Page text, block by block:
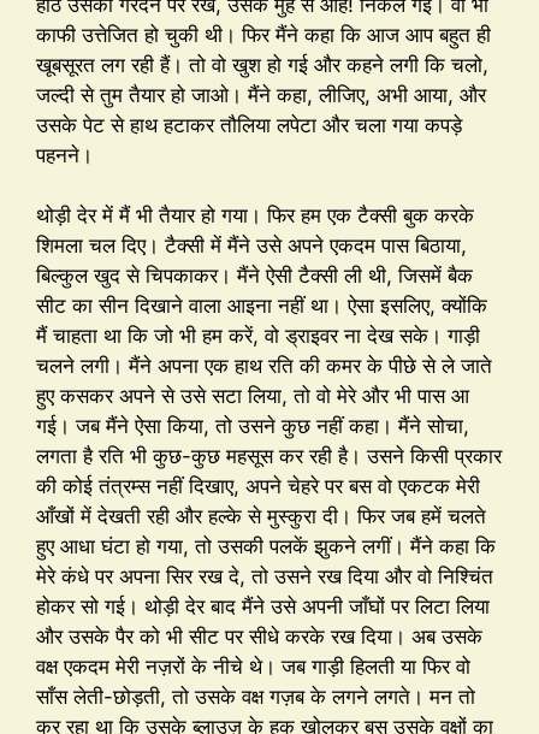
काफी उत्तेजित हो चुकी थी। फिर मैंने कहा कि आज आप बहुत ही
खूबसूरत लग रही हैं। तो वो खुश हो गई और कहने लगी कि चलो,
जल्दी से तुम तैयार हो जाओ। मैंने कहा, लीजिए, अभी आया, और
उसके पेट से हाथ हटाकर तौलिया लपेटा और चला गया कपड़े
पहनने।
थोड़ी देर में मैं भी तैयार हो गया। फिर हम एक टैक्सी बुक करके
शिमला चल दिए। टैक्सी में मैंने उसे अपने एकदम पास बिठाया,
बिल्कुल खुद से चिपकाकर। मैंने ऐसी टैक्सी ली थी, जिसमें बैक
सीट का सीन दिखाने वाला आइना नहीं था। ऐसा इसलिए, क्योंकि
मैं चाहता था कि जो भी हम करें, वो ड्राइवर ना देख सके। गाड़ी
चलने लगी। मैंने अपना एक हाथ रति की कमर के पीछे से ले जाते
हुए कसकर अपने से उसे सटा लिया, तो वो मेरे और भी पास आ
गई। जब मैंने ऐसा किया, तो उसने कुछ नहीं कहा। मैंने सोचा,
लगता है रति भी कुछ-कुछ महसूस कर रही है। उसने किसी प्रकार
की कोई तंत्रम्स नहीं दिखाए, अपने चेहरे पर बस वो एकटक मेरी
आँखों में देखती रही और हल्के से मुस्कुरा दी। फिर जब हमें चलते
हुए आधा घंटा हो गया, तो उसकी पलकें झुकने लगीं। मैंने कहा कि
मेरे कंधे पर अपना सिर रख दे, तो उसने रख दिया और वो निश्चिंत
होकर सो गई। थोड़ी देर बाद मैंने उसे अपनी जाँघों पर लिटा लिया
और उसके पैर को भी सीट पर सीधे करके रख दिया। अब उसके
वक्ष एकदम मेरी नज़रों के नीचे थे। जब गाड़ी हिलती या फिर वो
साँस लेती-छोड़ती, तो उसके वक्ष गज़ब के लगने लगते। मन तो
कर रहा था कि उसके ब्लाउज़ के हुक खोलकर बस उसके वक्षों का